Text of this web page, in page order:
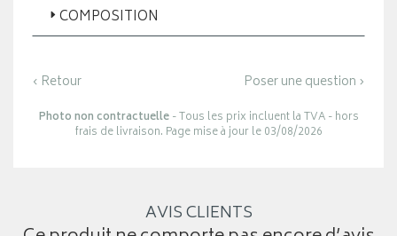
COMPOSITION
‹ Retour Poser une question ›
Photo non contractuelle- Tous les prix incluent la TVA - hors
frais de livraison. Page mise à jour le 03/08/2026
AVIS CLIENTS